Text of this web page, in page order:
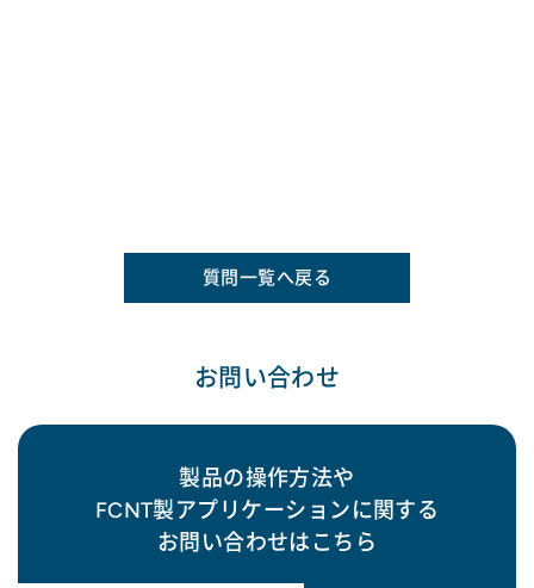
質問一覧へ戻る
お問い合わせ
製品の操作方法や
FCNT製アプリケーションに関する
お問い合わせはこちら